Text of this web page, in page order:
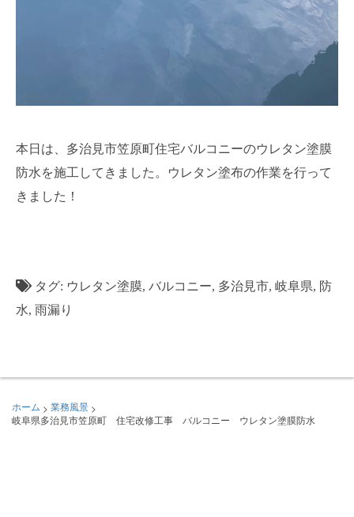
本日は、多治見市笠原町住宅バルコニーのウレタン塗膜
防水を施工してきました。ウレタン塗布の作業を行って
きました！
タグ: ウレタン塗膜, バルコニー, 多治見市, 岐阜県, 防
水, 雨漏り
ホーム > 業務風景 >
岐阜県多治見市笠原町 住宅改修工事 バルコニー ウレタン塗膜防水